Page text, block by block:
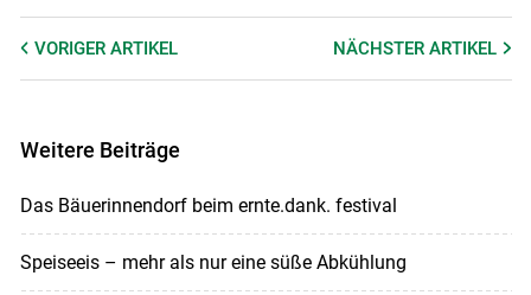
VORIGER ARTIKEL NÄCHSTERARTIKEL
Weitere Beiträge
Das Bäuerinnendorf beim ernte.dank. festival
Speiseeis – mehr als nur eine süße Abkühlung